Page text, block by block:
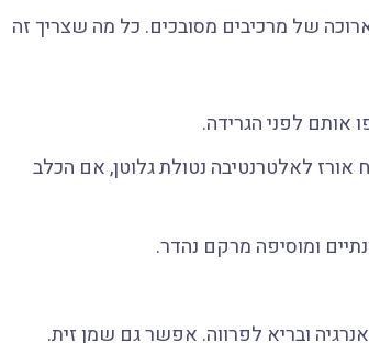
של מרכיבים מסובכים. כל מה שצריך זה
אותם לפני הגרידה.
לאלטרנטיבה נטולת גלוטן, אם הכלב
ומוסיפה מרקם נהדר.
ובריא לפרווה. אפשר גם שמן זית.